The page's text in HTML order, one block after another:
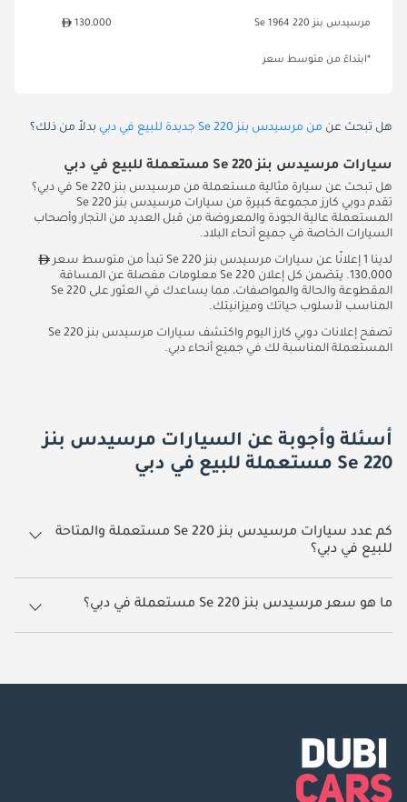
مرسيدس بنز 220 Se 1964 130,000
*ابتداءً من متوسط سعر
هل تبحث عن من مرسيدس بنز 220 Se جديدة للبيع في دبي بدلاً من ذلك؟
سيارات مرسيدس بنز 220 Se مستعملة للبيع في دبي
هل تبحث عن سيارة مثالية مستعملة من مرسيدس بنز 220 Se في دبي؟
تقدم دوبي كارز مجموعة كبيرة من سيارات مرسيدس بنز 220 Se
المستعملة عالية الجودة والمعروضة من قبل العديد من التجار وأصحاب
السيارات الخاصة في جميع أنحاء البلاد.
لدينا 1 إعلانًا عن سيارات مرسيدس بنز 220 Se تبدأ من متوسط سعر
130,000. يتضمن كل إعلان 220 Se معلومات مفصلة عن المسافة
المقطوعة والحالة والمواصفات، مما يساعدك في العثور على 220 Se
المناسب لأسلوب حياتك وميزانيتك.
تصفح إعلانات دوبي كارز اليوم واكتشف سيارات مرسيدس بنز 220 Se
المستعملة المناسبة لك في جميع أنحاء دبي.
أسئلة وأجوبة عن السيارات مرسيدس بنز
220 Se مستعملة للبيع في دبي
كم عدد سيارات مرسيدس بنز 220 Se مستعملة والمتاحة
للبيع في دبي؟
1 سيارة مرسيدس بنز 220 Se مستعملة متوفرة للبيع في دبي.
ما هو سعر مرسيدس بنز 220 Se مستعملة في دبي؟
يبدأ سعر سيارة مرسيدس بنز 220 Se مستعملة في دبي 130,000.